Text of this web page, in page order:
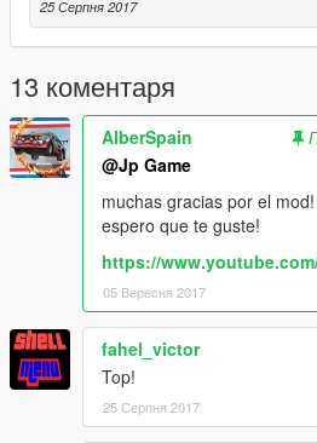
25 Серпня 2017
13 коментаря
AlberSpain
@Jp Game
muchas gracias por el
espero que te guste!
https://
05 Вересня 2017
fahel_victor
Top!
25 Серпня 2017